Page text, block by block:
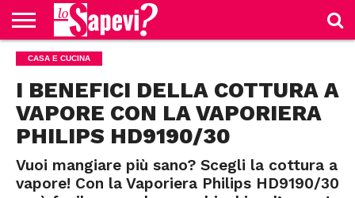
CURIOSITÀ
BENESSERE
GOSSIP
PRODOTTI
NEWS
CASA E
CASA E CUCINA
I BENEFICI DELLA COTTURA A
VAPORE CON LA VAPORIERA
PHILIPS HD9190/30
Vuoi mangiare più sano? Scegli la cottura a
vapore! Con la Vaporiera Philips HD9190/30